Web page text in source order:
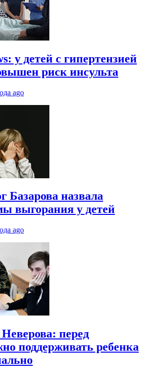
у детей с гипертензией
риск инсульта
ago
Базарова назвала
выгорания у детей
ago
перед
поддерживать ребенка